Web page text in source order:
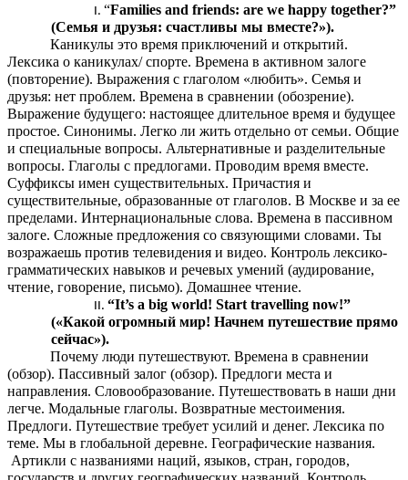
“Families and friends: are we happy together?”
(Семья и друзья: счастливы мы вместе?»).
Каникулы это время приключений и открытий.
Лексика о каникулах/ спорте. Времена в активном залоге
(повторение). Выражения с глаголом «любить». Семья и
друзья: нет проблем. Времена в сравнении (обозрение).
Выражение будущего: настоящее длительное время и будущее
простое. Синонимы. Легко ли жить отдельно от семьи. Общие
и специальные вопросы. Альтернативные и разделительные
вопросы. Глаголы с предлогами. Проводим время вместе.
Суффиксы имен существительных. Причастия и
существительные, образованные от глаголов. В Москве и за ее
пределами. Интернациональные слова. Времена в пассивном
залоге. Сложные предложения со связующими словами. Ты
возражаешь против телевидения и видео. Контроль лексико-
грамматических навыков и речевых умений (аудирование,
чтение, говорение, письмо). Домашнее чтение.
“It’s a big world! Start travelling now!”
(«Какой огромный мир! Начнем путешествие прямо
сейчас»).
Почему люди путешествуют. Времена в сравнении
(обзор). Пассивный залог (обзор). Предлоги места и
направления. Словообразование. Путешествовать в наши дни
легче. Модальные глаголы. Возвратные местоимения.
Предлоги. Путешествие требует усилий и денег. Лексика по
теме. Мы в глобальной деревне. Географические названия.
Артикли с названиями наций, языков, стран, городов,